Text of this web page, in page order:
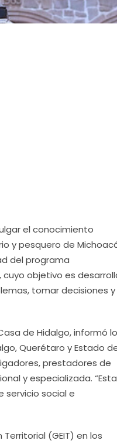
el conocimiento
y pesquero de
del programa
cuyo objetivo es
tomar decisiones y
de Hidalgo, informó lo
Querétaro y Estado
prestadores de
y especializada. “Esta
social e
(GEIT) en los